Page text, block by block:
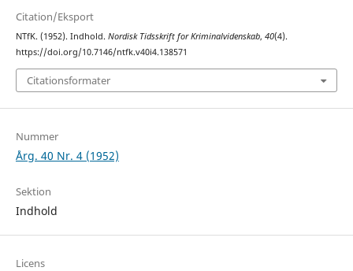
Citation/Eksport
NTfK. (1952). Indhold. Nordisk Tidsskrift for Kriminalvidenskab, 40(4).
https://doi.org/10.7146/ntfk.v40i4.138571
Citationsformater
Nummer
Årg. 40 Nr. 4 (1952)
Sektion
Indhold
Licens